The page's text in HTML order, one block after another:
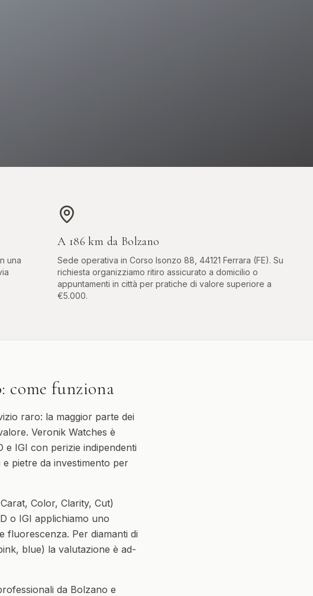
una
A 186 km da Bolzano
Sede operativa in Corso Isonzo 88, 44121 Ferrara (FE). Su
richiesta organizziamo ritiro assicurato a domicilio o
appuntamenti in città per pratiche di valore superiore a
€5.000.
: come funziona
raro: la maggior parte dei
Veronik Watches è
e IGI con perizie indipendenti
pietre da investimento per
Color, Clarity, Cut)
o IGI applichiamo uno
fluorescenza. Per diamanti di
blue) la valutazione è ad-
da Bolzano e